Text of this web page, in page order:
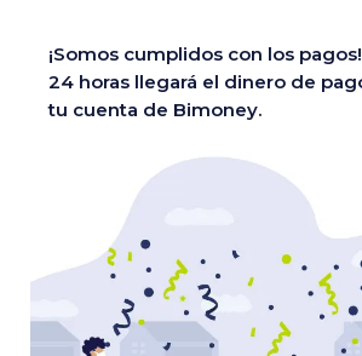
¡Somos cumplidos con los
24 horas llegará el dinero de
tu cuenta de Bimoney.